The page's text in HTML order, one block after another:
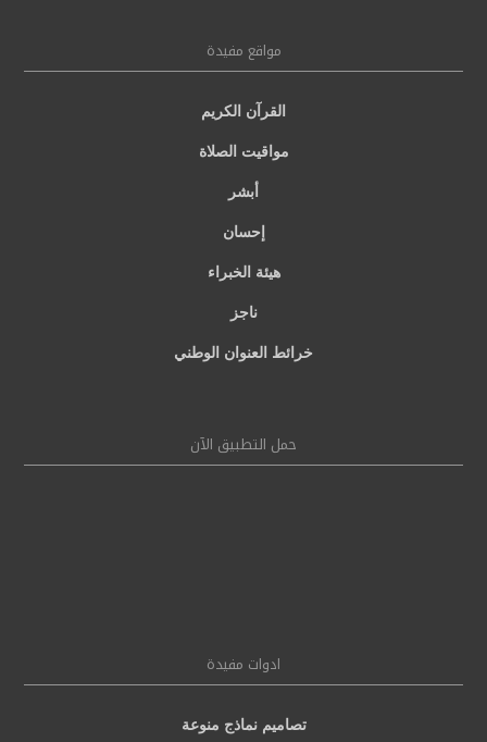
مواقع مفيدة
القرآن الكريم
مواقيت الصلاة
أبشر
إحسان
هيئة الخبراء
ناجز
خرائط العنوان الوطني
حمل التطبيق الآن
ادوات مفيدة
تصاميم نماذج منوعة